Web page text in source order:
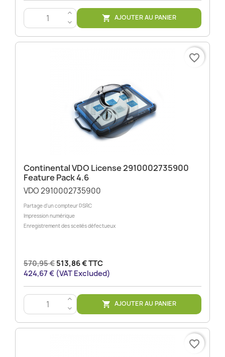
>
<
 AJOUTER AU PANIER
Continental VDO License 2910002735900
Feature Pack 4.6
VDO 2910002735900
Partage d'un compteur DSRC
Impression numérique
Enregistrement des scellés défectueux
570,95 € 513,86 € TTC
424,67 € (VAT Excluded)
>
<
 AJOUTER AU PANIER
favorite_border
favorite_border